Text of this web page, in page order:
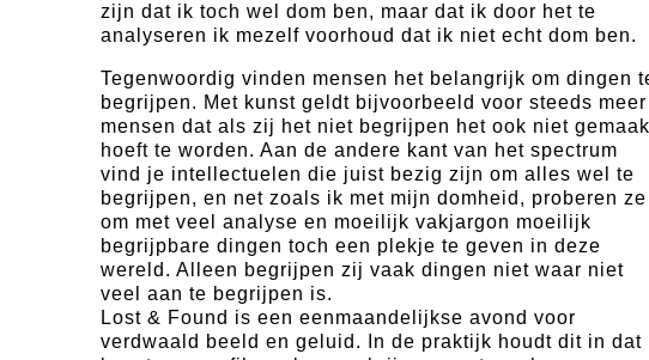
zijn dat ik toch wel dom ben, maar dat ik door het te
analyseren ik mezelf voorhoud dat ik niet echt dom ben.
Tegenwoordig vinden mensen het belangrijk om dingen
begrijpen. Met kunst geldt bijvoorbeeld voor steeds meer
mensen dat als zij het niet begrijpen het ook niet
hoeft te worden. Aan de andere kant van het spectrum
vind je intellectuelen die juist bezig zijn om alles wel te
begrijpen, en net zoals ik met mijn domheid, proberen ze
om met veel analyse en moeilijk vakjargon moeilijk
begrijpbare dingen toch een plekje te geven in deze
wereld. Alleen begrijpen zij vaak dingen niet waar niet
veel aan te begrijpen is.
Lost & Found is een eenmaandelijkse avond voor
verdwaald beeld en geluid. In de praktijk houdt dit in dat